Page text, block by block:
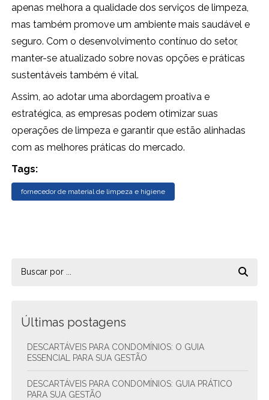
apenas melhora a qualidade dos serviços de limpeza,
mas também promove um ambiente mais saudável e
seguro. Com o desenvolvimento contínuo do setor,
manter-se atualizado sobre novas opções e práticas
sustentáveis também é vital.
Assim, ao adotar uma abordagem proativa e
estratégica, as empresas podem otimizar suas
operações de limpeza e garantir que estão alinhadas
com as melhores práticas do mercado.
Tags:
fornecedor de material de limpeza e higiene
Últimas postagens
DESCARTÁVEIS PARA CONDOMÍNIOS: O GUIA
ESSENCIAL PARA SUA GESTÃO
DESCARTÁVEIS PARA CONDOMÍNIOS: GUIA PRÁTICO
PARA SUA GESTÃO